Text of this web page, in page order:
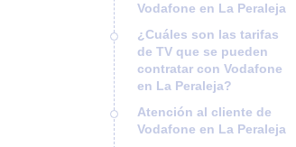
Vodafone en La Peraleja
¿Cuáles son las tarifas
de TV que se pueden
contratar con Vodafone
en La Peraleja?
Atención al cliente de
Vodafone en La Peraleja